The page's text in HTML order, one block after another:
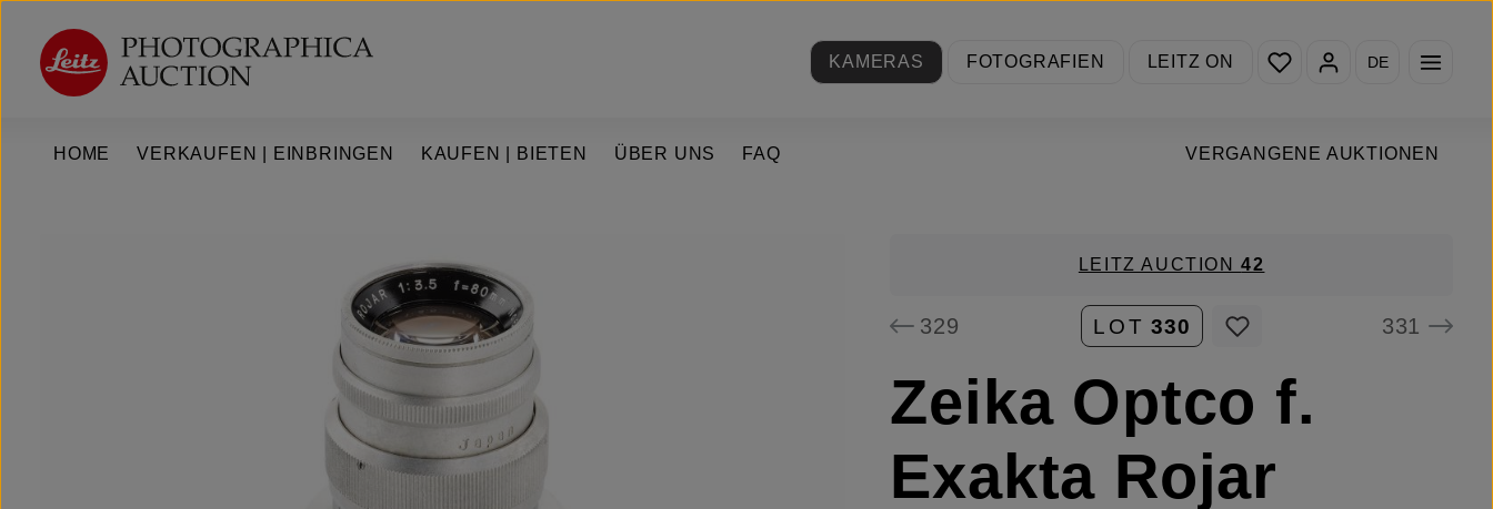
Hauptinhalt springen
Zur Hauptnavigation springen
KAMERAS
FOTOGRAFIEN LEITZ ON
Du hast 0 Produkte auf
DE
HOME VERGANGENE AUKTIONEN
VERKAUFEN | EINBRINGEN KAUFEN | BIETEN ÜBER UNS FAQ
LEITZ AUCTION42
329 LOT 330 331
Zeika Optco f.
Exakta Rojar